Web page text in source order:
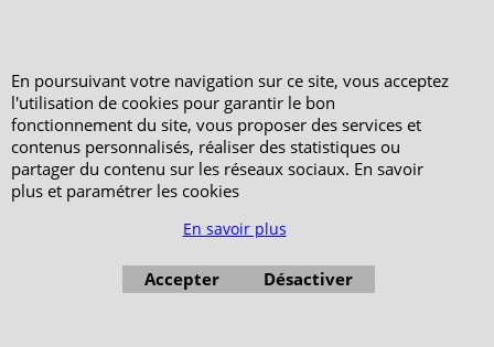
En poursuivant votre navigation sur ce site, vous acceptez
l'utilisation de cookies pour garantir le bon
fonctionnement du site, vous proposer des services et
contenus personnalisés, réaliser des statistiques ou
partager du contenu sur les réseaux sociaux. En savoir
plus et paramétrer les cookies
En savoir plus
Accepter Désactiver